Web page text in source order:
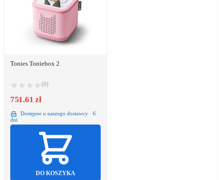
Tonies Toniebox 2
(0)
751.61 zł
Dostępne u naszego dostawcy · 6
dni
DO KOSZYKA